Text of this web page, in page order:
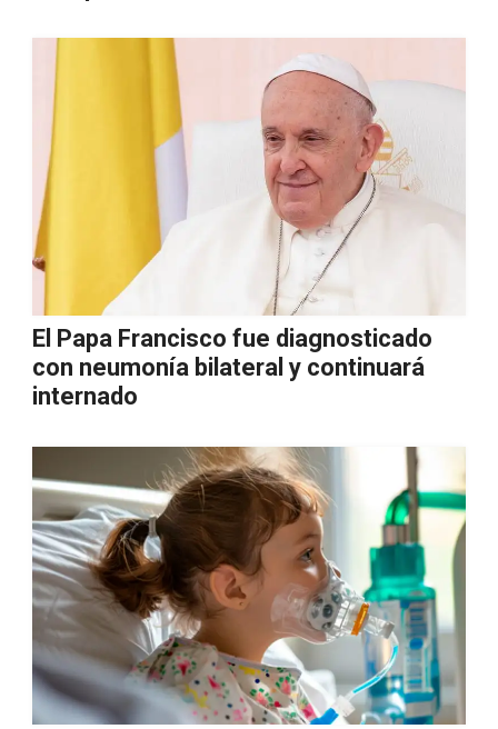
El Papa Francisco fue diagnosticado
con neumonía bilateral y continuará
internado